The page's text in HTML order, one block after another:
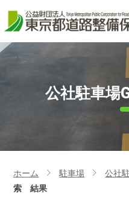
公社駐車
ホーム
駐車場
公社
索 結果